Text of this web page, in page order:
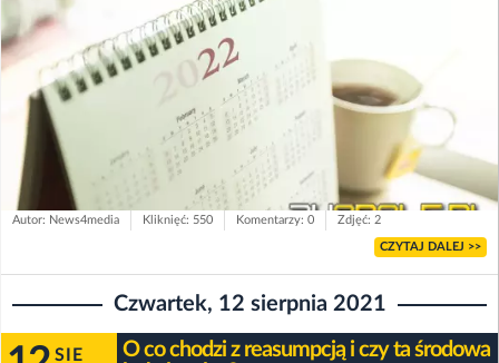
Autor: News4media Kliknięć: 550 Komentarzy: 0 Zdjęć: 2
CZYTAJ DALEJ >>
Czwartek, 12 sierpnia 2021
SIE
O co chodzi z reasumpcją i czy ta środowa